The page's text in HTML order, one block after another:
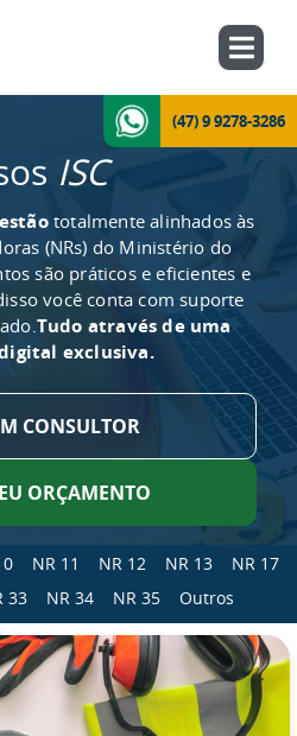
(47) 9 9278-3286
ISC
totalmente alinhados às
(NRs) do Ministério do
são práticos e eficientes e
você conta com suporte
Tudo através de uma
exclusiva.
CONSULTOR
ORÇAMENTO
NR 11 NR 12 NR 13
NR 17
33 NR 34 NR 35 Outros